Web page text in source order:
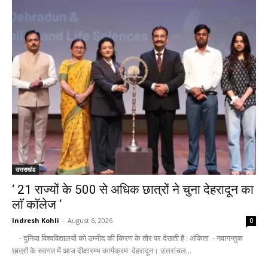
उत्तराखंड
‘ 21 राज्यों के 500 से अधिक छात्रों ने चुना देहरादून का
लाॅ काॅलेज ‘
Indresh Kohli - August 6, 2026 0
- दुनिया विश्वविद्यालयों को उम्मीद की किरण के तौर पर देखती है : अंकिता - नवागन्तुक
छात्रों के स्वागत में आज दीक्षारम्भ कार्यक्रम देहरादून। उत्तरांचल...